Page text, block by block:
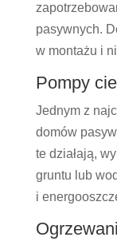
pasywnych.
w montażu i
Pompy
Jednym z
domów
te działają,
gruntu lub
i